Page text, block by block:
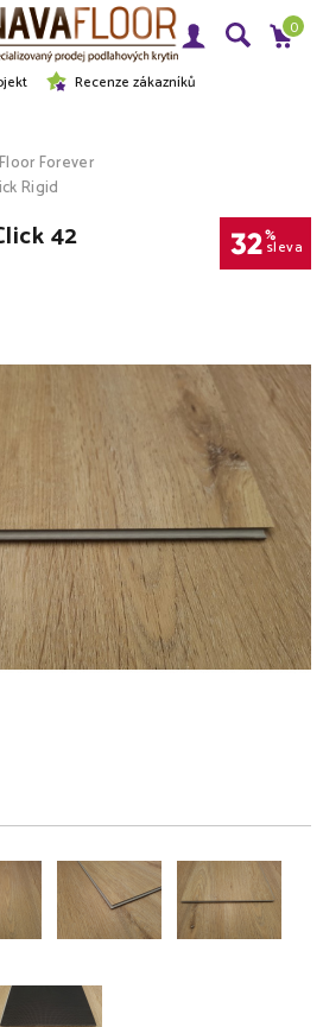
Recenze zákazníků
0
Floor Forever
Rigid
42 32%
sleva